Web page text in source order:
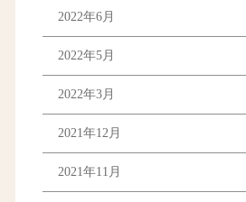
2022年6月
2022年5月
2022年3月
2021年12月
2021年11月